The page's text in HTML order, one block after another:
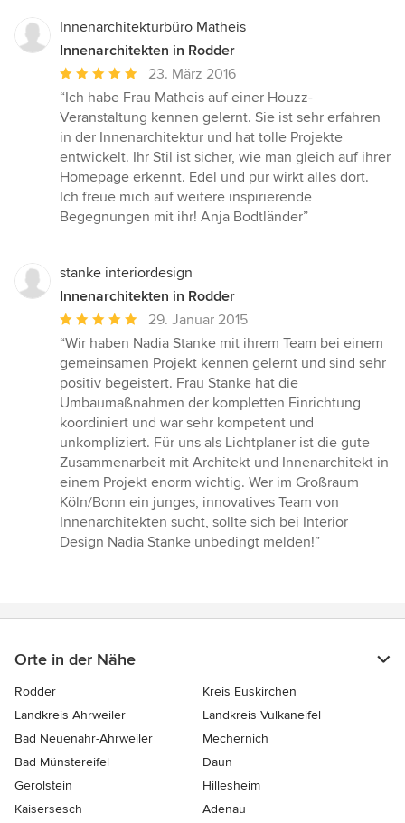
Innenarchitekturbüro Matheis
Innenarchitekten in Rodder
Durchschnittliche
Bewertung:
5
von
5
Sternen
23. März 2016
“Ich habe Frau Matheis auf einer Houzz-
Veranstaltung kennen gelernt. Sie ist sehr erfahren
in der Innenarchitektur und hat tolle Projekte
entwickelt. Ihr Stil ist sicher, wie man gleich auf ihrer
Homepage erkennt. Edel und pur wirkt alles dort.
Ich freue mich auf weitere inspirierende
Begegnungen mit ihr! Anja Bodtländer”
stanke interiordesign
Innenarchitekten in Rodder
Durchschnittliche
Bewertung:
5
von
5
Sternen
29. Januar 2015
“Wir haben Nadia Stanke mit ihrem Team bei einem
gemeinsamen Projekt kennen gelernt und sind sehr
positiv begeistert. Frau Stanke hat die
Umbaumaßnahmen der kompletten Einrichtung
koordiniert und war sehr kompetent und
unkompliziert. Für uns als Lichtplaner ist die gute
Zusammenarbeit mit Architekt und Innenarchitekt in
einem Projekt enorm wichtig. Wer im Großraum
Köln/Bonn ein junges, innovatives Team von
Innenarchitekten sucht, sollte sich bei Interior
Design Nadia Stanke unbedingt melden!”
Orte in der Nähe
Rodder
Kreis Euskirchen
Landkreis Ahrweiler
Landkreis Vulkaneifel
Bad Neuenahr-Ahrweiler
Mechernich
Bad Münstereifel
Daun
Gerolstein
Hillesheim
Kaisersesch
Adenau